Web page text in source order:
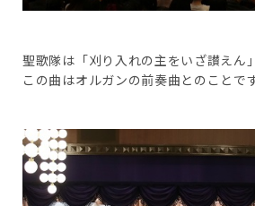
聖歌隊は「刈り入れの主をいざ讃えん
この曲はオルガンの前奏曲とのことです